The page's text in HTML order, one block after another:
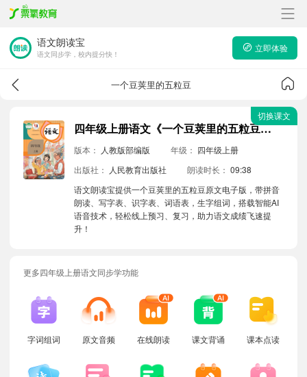
语文朗读宝
语文同步学，校内提分快！
立即体验
一个豆荚里的五粒豆
四年级上册语文《一个豆荚里的五粒豆》原文电子版带拼音朗读音频
版本： 人教版部编版 年级： 四年级上册
出版社：
人民教育出版社 朗读时长： 09:38
语文朗读宝提供一个豆荚里的五粒豆原文电子版，带拼音
朗读、写字表、识字表、词语表，生字组词，搭载智能AI
语音技术，轻松线上预习、复习，助力语文成绩飞速提
升！
切换课文
更多四年级上册语文同步学功能
字词组词 原文音频 在线朗读 课文背诵 课本点读